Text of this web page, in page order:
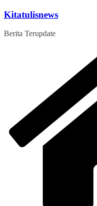
Skip
content
Kitatulisnews
Berita Terupdate